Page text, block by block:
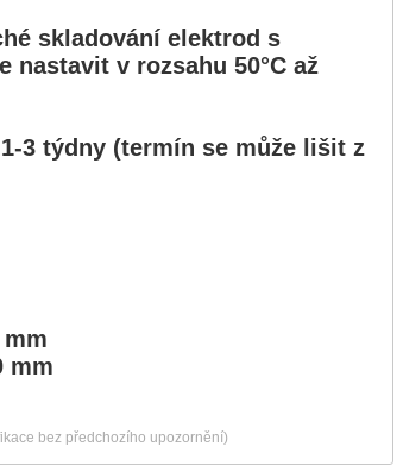
skladování elektrod s
nastavit v rozsahu 50°C až
3 týdny (termín se může lišit z
mm
bez předchozího upozornění)